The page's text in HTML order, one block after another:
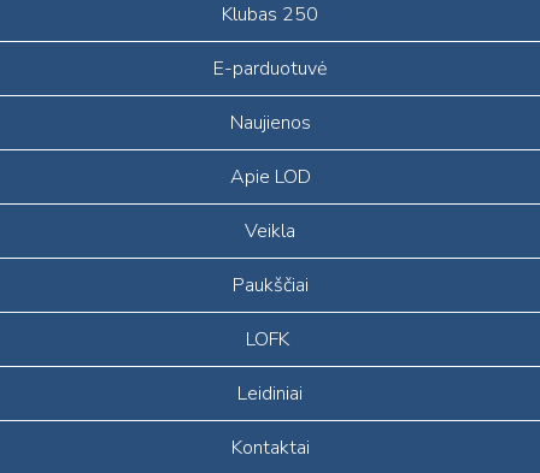
Klubas 250
E-parduotuvė
Naujienos
Apie LOD
Veikla
Paukščiai
LOFK
Leidiniai
Kontaktai